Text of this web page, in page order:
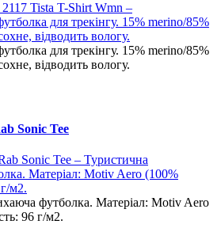
для трекінгу. 15% merino/85%
відводить вологу.
Sonic Tee
футболка. Матеріал: Motiv Aero
96 г/м2.